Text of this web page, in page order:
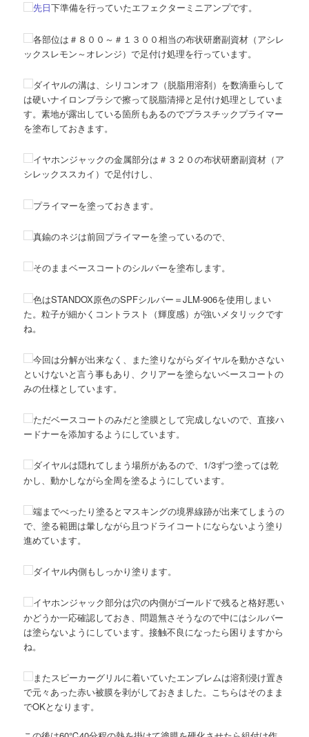
先日下準備を行っていたエフェクターミニアンプです。
各部位は＃８００～＃１３００相当の布状研磨副資材（アシレ
ックスレモン～オレンジ）で足付け処理を行っています。
ダイヤルの溝は、シリコンオフ（脱脂用溶剤）を数滴垂らして
は硬いナイロンブラシで擦って脱脂清掃と足付け処理としていま
す。素地が露出している箇所もあるのでプラスチックプライマー
を塗布しておきます。
イヤホンジャックの金属部分は＃３２０の布状研磨副資材（ア
シレックススカイ）で足付けし、
プライマーを塗っておきます。
真鍮のネジは前回プライマーを塗っているので、
そのままベースコートのシルバーを塗布します。
色はSTANDOX原色のSPFシルバー＝JLM-906を使用しまい
た。粒子が細かくコントラスト（輝度感）が強いメタリックです
ね。
今回は分解が出来なく、また塗りながらダイヤルを動かさない
といけないと言う事もあり、クリアーを塗らないベースコートの
みの仕様としています。
ただベースコートのみだと塗膜として完成しないので、直接ハ
ードナーを添加するようにしています。
ダイヤルは隠れてしまう場所があるので、1/3ずつ塗っては乾
かし、動かしながら全周を塗るようにしています。
端までべったり塗るとマスキングの境界線跡が出来てしまうの
で、塗る範囲は暈しながら且つドライコートにならないよう塗り
進めています。
ダイヤル内側もしっかり塗ります。
イヤホンジャック部分は穴の内側がゴールドで残ると格好悪い
かどうか一応確認しておき、問題無さそうなので中にはシルバー
は塗らないようにしています。接触不良になったら困りますから
ね。
またスピーカーグリルに着いていたエンブレムは溶剤浸け置き
で元々あった赤い被膜を剥がしておきました。こちらはそのまま
でOKとなります。